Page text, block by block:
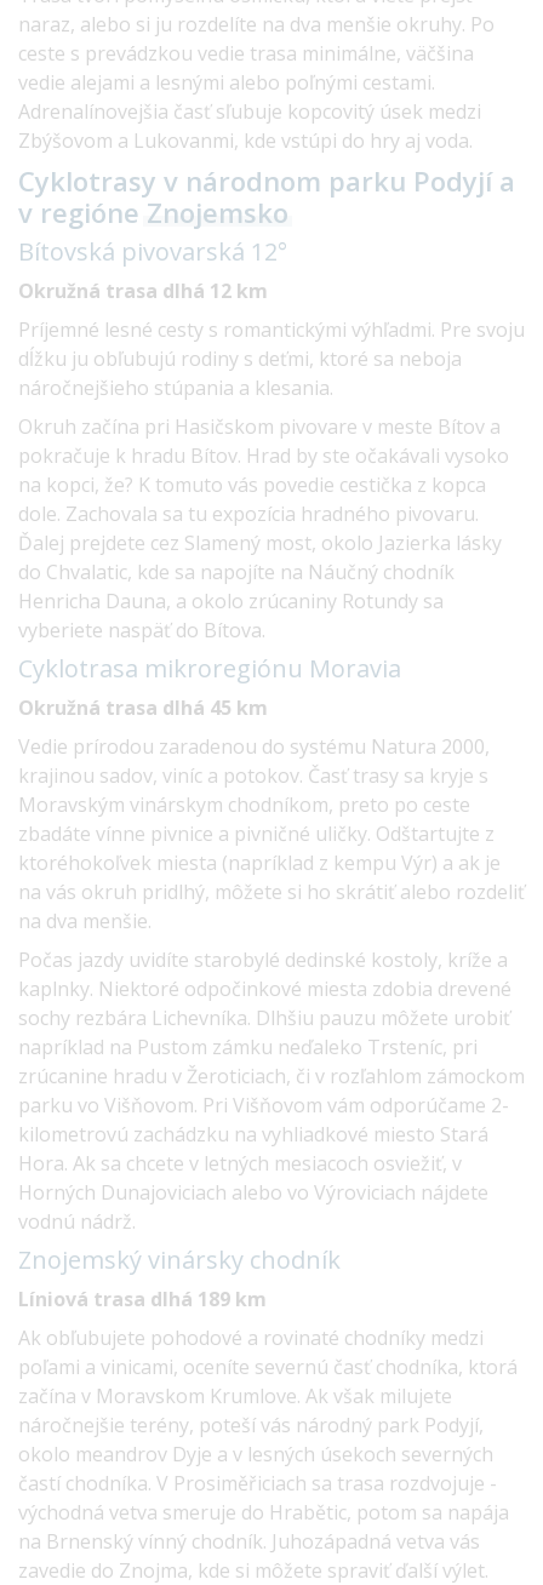
naraz, alebo si ju rozdelíte na dva menšie okruhy. Po
ceste s prevádzkou vedie trasa minimálne, väčšina
vedie alejami a lesnými alebo poľnými cestami.
Adrenalínovejšia časť sľubuje kopcovitý úsek medzi
Zbýšovom a Lukovanmi, kde vstúpi do hry aj voda.
Cyklotrasy v národnom parku Podyjí a
v regióne Znojemsko
Bítovská pivovarská 12°
Okružná trasa dlhá 12 km
Príjemné lesné cesty s romantickými výhľadmi. Pre svoju
dĺžku ju obľubujú rodiny s deťmi, ktoré sa neboja
náročnejšieho stúpania a klesania.
Okruh začína pri Hasičskom pivovare v meste Bítov a
pokračuje k hradu Bítov. Hrad by ste očakávali vysoko
na kopci, že? K tomuto vás povedie cestička z kopca
dole. Zachovala sa tu expozícia hradného pivovaru.
Ďalej prejdete cez Slamený most, okolo Jazierka lásky
do Chvalatic, kde sa napojíte na Náučný chodník
Henricha Dauna, a okolo zrúcaniny Rotundy sa
vyberiete naspäť do Bítova.
Cyklotrasa mikroregiónu Moravia
Okružná trasa dlhá 45 km
Vedie prírodou zaradenou do systému Natura 2000,
krajinou sadov, viníc a potokov. Časť trasy sa kryje s
Moravským vinárskym chodníkom, preto po ceste
zbadáte vínne pivnice a pivničné uličky. Odštartujte z
ktoréhokoľvek miesta (napríklad z kempu Výr) a ak je
na vás okruh pridlhý, môžete si ho skrátiť alebo rozdeliť
na dva menšie.
Počas jazdy uvidíte starobylé dedinské kostoly, kríže a
kaplnky. Niektoré odpočinkové miesta zdobia drevené
sochy rezbára Lichevníka. Dlhšiu pauzu môžete urobiť
napríklad na Pustom zámku neďaleko Trsteníc, pri
zrúcanine hradu v Žeroticiach, či v rozľahlom zámockom
parku vo Višňovom. Pri Višňovom vám odporúčame 2-
kilometrovú zachádzku na vyhliadkové miesto Stará
Hora. Ak sa chcete v letných mesiacoch osviežiť, v
Horných Dunajoviciach alebo vo Výroviciach nájdete
vodnú nádrž.
Znojemský vinársky chodník
Líniová trasa dlhá 189 km
Ak obľubujete pohodové a rovinaté chodníky medzi
poľami a vinicami, oceníte severnú časť chodníka, ktorá
začína v Moravskom Krumlove. Ak však milujete
náročnejšie terény, poteší vás národný park Podyjí,
okolo meandrov Dyje a v lesných úsekoch severných
častí chodníka. V Prosiměřiciach sa trasa rozdvojuje -
východná vetva smeruje do Hrabětic, potom sa napája
na Brnenský vínný chodník. Juhozápadná vetva vás
zavedie do Znojma, kde si môžete spraviť ďalší výlet.